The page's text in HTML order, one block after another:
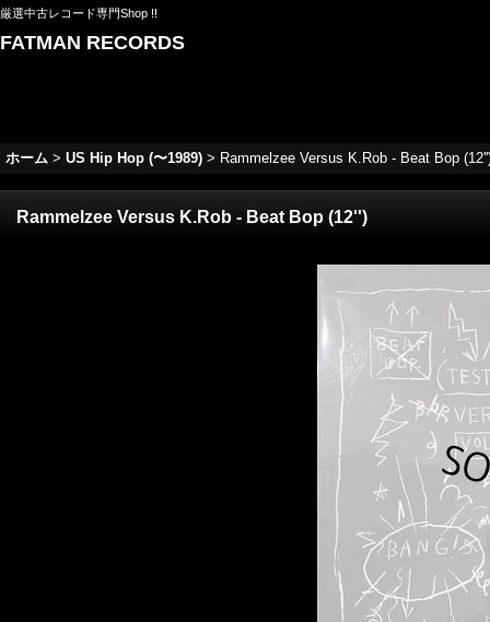
厳選中古レコード専門Shop !!
FATMAN RECORDS
ホーム > US Hip Hop (〜1989) > Rammelzee Versus K.Rob - Beat Bop
Rammelzee Versus K.Rob - Beat Bop (12'')